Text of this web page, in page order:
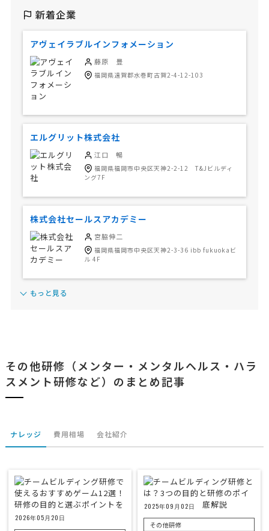
新着企業
アヴェイラブルインフォメーション
藤原 豊
福岡県遠賀郡水巻町古賀2-4-12-103
エルグリット株式会社
江口 暢
福岡県福岡市中央区天神2-2-12 T&Jビルディ
ング7F
株式会社セールスアカデミー
宮脇伸二
福岡県福岡市中央区天神2-3-36 ibb fukuokaビ
ル 4F
もっと見る
その他研修（メンター・メンタルヘルス・ハラ
スメント研修など）のまとめ記事
ナレッジ 費用相場 会社紹介
2026年05月20日
2025年09月02日
その他研修